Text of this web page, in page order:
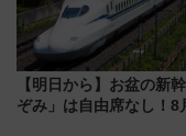
【明日から】お盆の新
ぞみ」は自由席なし！8